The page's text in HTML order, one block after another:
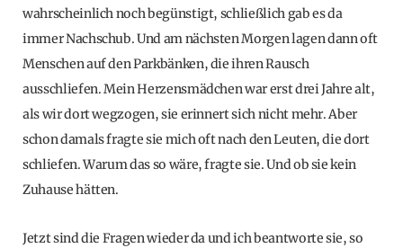
wahrscheinlich noch begünstigt, schließlich gab es da
immer Nachschub. Und am nächsten Morgen lagen dann oft
Menschen auf den Parkbänken, die ihren Rausch
ausschliefen. Mein Herzensmädchen war erst drei Jahre alt,
als wir dort wegzogen, sie erinnert sich nicht mehr. Aber
schon damals fragte sie mich oft nach den Leuten, die dort
schliefen. Warum das so wäre, fragte sie. Und ob sie kein
Zuhause hätten.
Jetzt sind die Fragen wieder da und ich beantworte sie, so